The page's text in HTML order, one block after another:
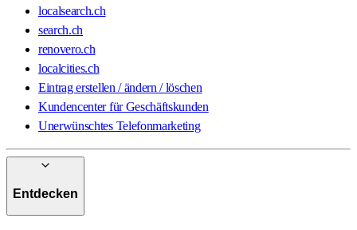
localsearch.ch
search.ch
renovero.ch
localcities.ch
Eintrag erstellen / ändern / löschen
Kundencenter für Geschäftskunden
Unerwünschtes Telefonmarketing
Entdecken